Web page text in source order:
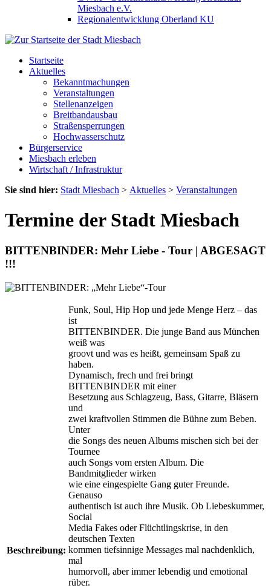
Miesbach e.V.
Regionalentwicklung Oberland KU
Startseite
Aktuelles
Bekanntmachungen
Veranstaltungen
Stellenanzeigen
Breitbandausbau
Straßensperrungen
Hochwasserschutz
Bürgerservice
Miesbach erleben
Wirtschaft / Infrastruktur
Sie sind hier: Stadt Miesbach > Aktuelles > Veranstaltungen
Termine der Stadt Miesbach
BITTENBINDER: Mehr Liebe - Tour | ABGESAGT
!!!
Beschreibung:
Funk, Soul, Hip Hop und jede Menge Herz – das
ist
BITTENBINDER. Die junge Band aus München
weiß was
groovt und was es heißt, gemeinsam Spaß zu
haben.
Dynamisch, frech und frei bringt
BITTENBINDER mit einer
Besetzung aus Schlagzeug, Bass, Gitarre, Bläsern
und
zwei kraftvollen Stimmen die Bühne zum Beben.
Unter
die Songs des neuen Albums mischen sich bei der
Tournee
auch Songs vom ersten Album. Die
Bandmitglieder wirken
wie eine eingespielte Gang guter Freunde.
Genauso
authentisch ist auch ihre Musik. Ob Liebeskummer,
Social
Media Fakes oder Flüchtlingskrise, in den
deutschen Texten
kommen tiefsinnige Messages mal nachdenklich,
mal
humorvoll, aber immer lebendig und emotional
rüber.